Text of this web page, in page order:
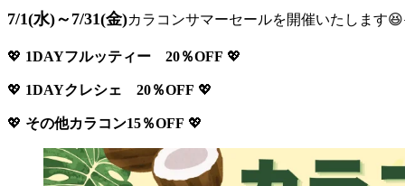
7/1(水)～7/31(金)カラコンサマーセールを開催いたします
💖 1DAYフルッティー 20％OFF 💖
💖 1DAYクレシェ 20％OFF 💖
💖 その他カラコン15％OFF 💖